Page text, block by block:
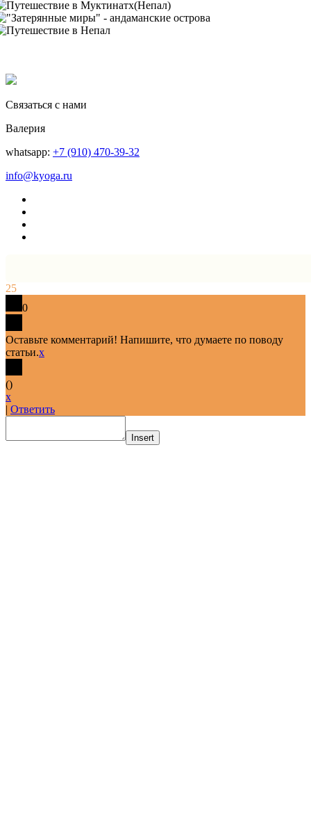
Связаться с нами
Валерия
whatsapp: +7 (910) 470-39-32
info@kyoga.ru
25
0
Оставьте комментарий! Напишите, что думаете по поводу
статьи.x
()
x
| Ответить
Insert